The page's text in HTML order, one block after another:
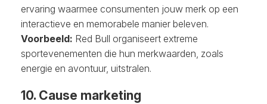
ervaring waarmee consumenten jouw merk op een
interactieve en memorabele manier beleven.
Voorbeeld: Red Bull organiseert extreme
sportevenementen die hun merkwaarden, zoals
energie en avontuur, uitstralen.
10. Cause marketing